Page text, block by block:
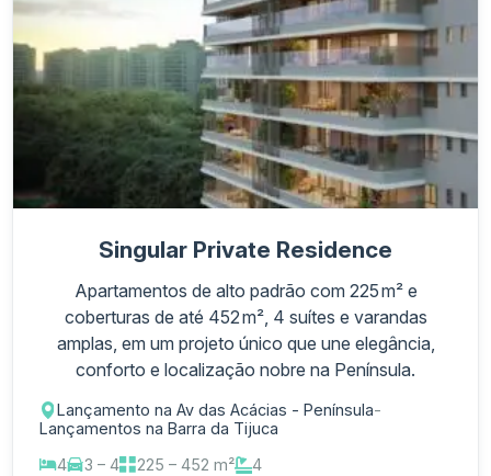
Singular Private Residence
Apartamentos de alto padrão com 225 m² e
coberturas de até 452 m², 4 suítes e varandas
amplas, em um projeto único que une elegância,
conforto e localização nobre na Península.
Lançamento na Av das Acácias - Península-
Lançamentos na Barra da Tijuca
4
3 – 4 225 – 452 m² 4